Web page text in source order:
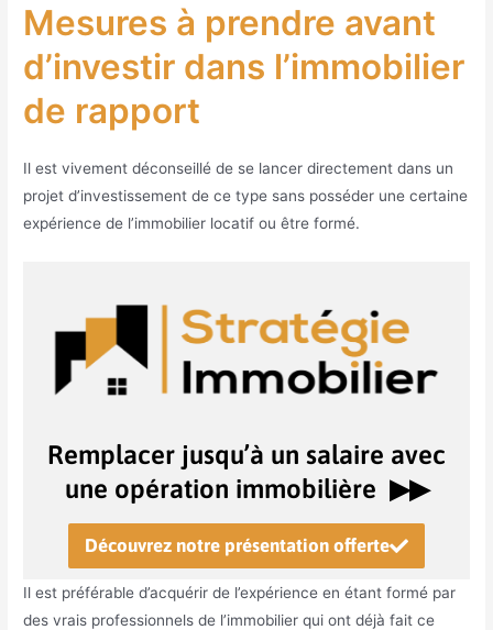
Mesures à prendre avant
d’investir dans l’immobilier
de rapport
Il est vivement déconseillé de se lancer directement dans un
projet d’investissement de ce type sans posséder une certaine
expérience de l’immobilier locatif ou être formé.
Remplacer jusqu’à un salaire avec
une opération immobilière ▶︎▶︎
Découvrez notre présentation offerte
Il est préférable d’acquérir de l’expérience en étant formé par
des vrais professionnels de l’immobilier qui ont déjà fait ce